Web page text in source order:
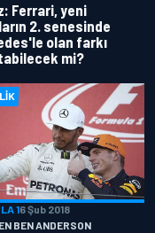
Ferrari, yeni
2. senesinde
olan farkı
mi?
16 Şub 2018
BEN ANDERSON